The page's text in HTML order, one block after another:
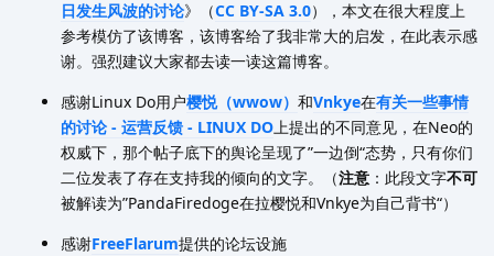
日发生风波的讨论》（CC BY-SA 3.0），本文在很大程度上
参考模仿了该博客，该博客给了我非常大的启发，在此表示感
谢。强烈建议大家都去读一读这篇博客。
感谢Linux Do用户樱悦（wwow） 和Vnkye在有关一些事情
的讨论 - 运营反馈 - LINUX DO上提出的不同意见，在Neo的
权威下，那个帖子底下的舆论呈现了”一边倒“态势，只有你们
二位发表了存在支持我的倾向的文字。（注意 ：此段文字不可
被解读为”PandaFiredoge在拉樱悦和Vnkye为自己背书“）
感谢FreeFlarum提供的论坛设施